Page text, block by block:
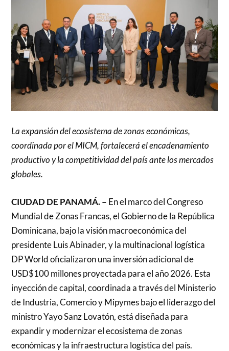
La expansión del ecosistema de zonas económicas,
coordinada por el MICM, fortalecerá el encadenamiento
productivo y la competitividad del país ante los mercados
globales.
CIUDAD DE PANAMÁ. – En el marco del Congreso
Mundial de Zonas Francas, el Gobierno de la República
Dominicana, bajo la visión macroeconómica del
presidente Luis Abinader, y la multinacional logística
DP World oficializaron una inversión adicional de
USD$100 millones proyectada para el año 2026. Esta
inyección de capital, coordinada a través del Ministerio
de Industria, Comercio y Mipymes bajo el liderazgo del
ministro Yayo Sanz Lovatón, está diseñada para
expandir y modernizar el ecosistema de zonas
económicas y la infraestructura logística del país.